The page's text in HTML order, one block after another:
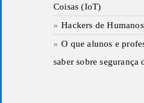
Coisas (IoT)
Hackers de Humanos
O que alunos e
saber sobre segurança